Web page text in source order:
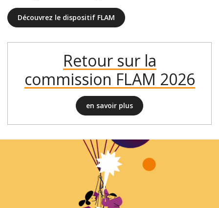
Découvrez le dispositif FLAM
Retour sur la
commission FLAM 2026
en savoir plus